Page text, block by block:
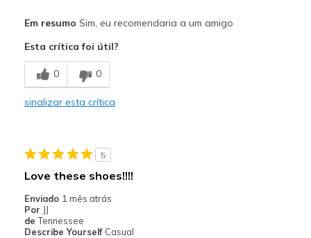
Breathe Well
Comfortable
Travel
Em resumo Sim, eu recomendaria a um amigo
Esta crítica foi útil?
0 0
sinalizar esta crítica
5
Love these shoes!!!!
Enviado 1 mês atrás
Por JJ
de Tennessee
Describe Yourself Casual